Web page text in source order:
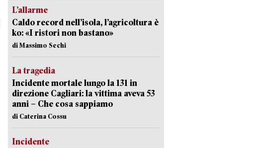
L’allarme
Caldo record nell’isola, l’agricoltura è
ko: «I ristori non bastano»
di Massimo Sechi
La tragedia
Incidente mortale lungo la 131 in
direzione Cagliari: la vittima aveva 53
anni – Che cosa sappiamo
di Caterina Cossu
Incidente